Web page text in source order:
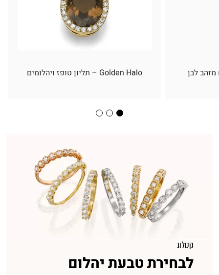
קטלוג
לבחירת טבעת יהלום
מזהב לבן Golden Halo – תליון טופז ויהלומים